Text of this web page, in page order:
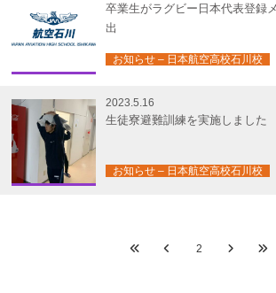
卒業生がラグビー日本代表登録
出
お知らせ – 日本航空高校石川校
2023.5.16
生徒寮避難訓練を実施しました
お知らせ – 日本航空高校石川校
2